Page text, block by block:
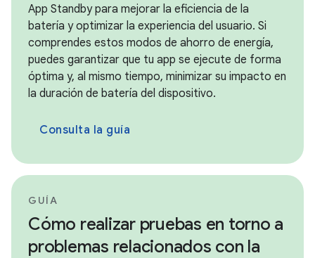
App Standby para mejorar la eficiencia de la
batería y optimizar la experiencia del usuario. Si
comprendes estos modos de ahorro de energía,
puedes garantizar que tu app se ejecute de forma
óptima y, al mismo tiempo, minimizar su impacto en
la duración de batería del dispositivo.
Consulta la guía
GUÍA
Cómo realizar pruebas en torno a
problemas relacionados con la